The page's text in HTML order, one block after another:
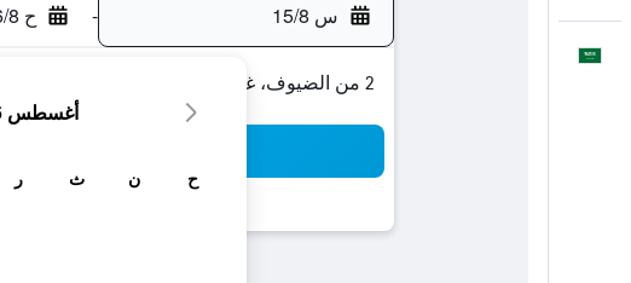
س 15/8 - ح 16/8
2 من الضيوف، غرفة واحدة
أغسطس 2026
ح ن ث ر